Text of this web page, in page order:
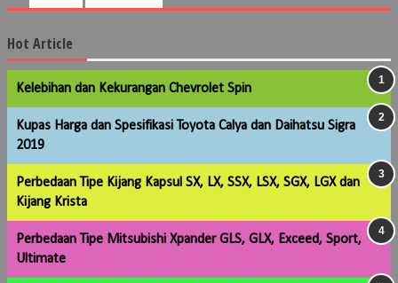
Hot Article
Kelebihan dan Kekurangan Chevrolet Spin
Kupas Harga dan Spesifikasi Toyota Calya dan Daihatsu Sigra
2019
Perbedaan Tipe Kijang Kapsul SX, LX, SSX, LSX, SGX, LGX dan
Kijang Krista
Perbedaan Tipe Mitsubishi Xpander GLS, GLX, Exceed, Sport,
Ultimate